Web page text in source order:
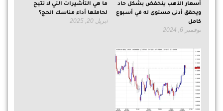
أسعار الذهب ينخفض بشكل حاد
ويحقق أدنى مستوى له في أسبوع
كامل
نوفمبر 6, 2024
ما هي ‏التأشيرات التي لا تتيح
لحاملها أداء مناسك الحج؟
أبريل 20, 2025